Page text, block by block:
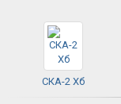
СКА-2 Хб